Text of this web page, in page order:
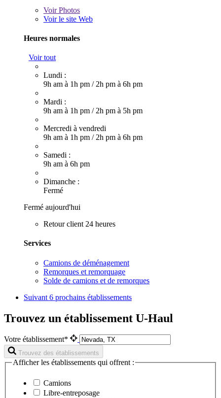
VoirPhotos
Voir le site Web
Heures normales
Voir tout
Lundi :
9h am à 1h pm / 2h pm à 6h pm
Mardi :
9h am à 1h pm / 2h pm à 5h pm
Mercredi à vendredi
9h am à 1h pm / 2h pm à 6h pm
Samedi :
9h am à 6h pm
Dimanche :
Fermé
Fermé aujourd'hui
Retour client 24 heures
Services
Camions de déménagement
Remorques et remorquage
Solde de camions et de remorques
Suivant 6 prochains établissements
Trouvez un établissement U-Haul
Votre établissement*
Trouvez des établissements
Afficher les établissements qui offrent :
Camions
Libre-entreposage